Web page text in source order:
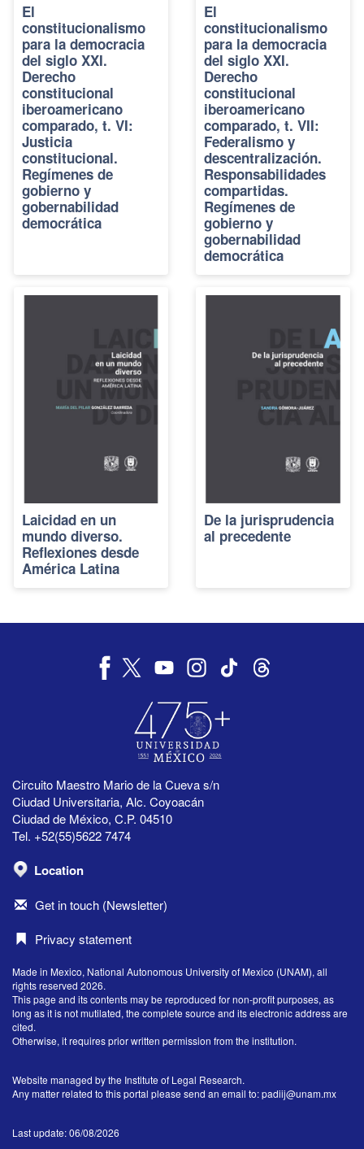
El
constitucionalismo
para la democracia
del siglo XXI.
Derecho
constitucional
iberoamericano
comparado, t. VI:
Justicia
constitucional.
Regímenes de
gobierno y
gobernabilidad
democrática
El
constitucionalismo
para la democracia
del siglo XXI.
Derecho
constitucional
iberoamericano
comparado, t. VII:
Federalismo y
descentralización.
Responsabilidades
compartidas.
Regímenes de
gobierno y
gobernabilidad
democrática
Laicidad en un
mundo diverso.
Reflexiones desde
América Latina
De la jurisprudencia
al precedente
Circuito Maestro Mario de la Cueva s/n
Ciudad Universitaria, Alc. Coyoacán
Ciudad de México, C.P. 04510
Tel. +52(55)5622 7474
Location
Get in touch (Newsletter)
Privacy statement
Made in Mexico, National Autonomous University of Mexico (UNAM), all
rights reserved 2026.
This page and its contents may be reproduced for non-profit purposes, as
long as it is not mutilated, the complete source and its electronic address are
cited.
Otherwise, it requires prior written permission from the institution.
Website managed by the Institute of Legal Research.
Any matter related to this portal please send an email to:padiij@unam.mx
Last update: 06/08/2026